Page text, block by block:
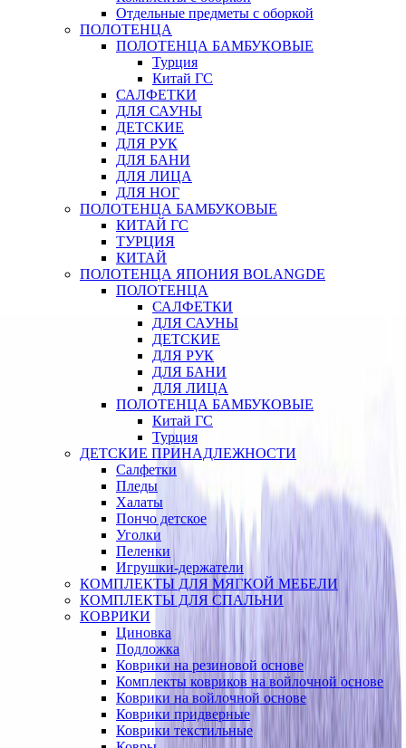
Отдельные предметы с оборкой
ПОЛОТЕНЦА
ПОЛОТЕНЦА БАМБУКОВЫЕ
Турция
Китай ГС
САЛФЕТКИ
ДЛЯ САУНЫ
ДЕТСКИЕ
ДЛЯ РУК
ДЛЯ БАНИ
ДЛЯ ЛИЦА
ДЛЯ НОГ
ПОЛОТЕНЦА БАМБУКОВЫЕ
КИТАЙ ГС
ТУРЦИЯ
КИТАЙ
ПОЛОТЕНЦА ЯПОНИЯ BOLANGDE
ПОЛОТЕНЦА
САЛФЕТКИ
ДЛЯ САУНЫ
ДЕТСКИЕ
ДЛЯ РУК
ДЛЯ БАНИ
ДЛЯ ЛИЦА
ПОЛОТЕНЦА БАМБУКОВЫЕ
Китай ГС
Турция
ДЕТСКИЕ ПРИНАДЛЕЖНОСТИ
Салфетки
Пледы
Халаты
Пончо детское
Уголки
Пеленки
Игрушки-держатели
КОМПЛЕКТЫ ДЛЯ МЯГКОЙ МЕБЕЛИ
КОМПЛЕКТЫ ДЛЯ СПАЛЬНИ
КОВРИКИ
Циновка
Подложка
Коврики на резиновой основе
Комплекты ковриков на войлочной основе
Коврики на войлочной основе
Коврики придверные
Коврики текстильные